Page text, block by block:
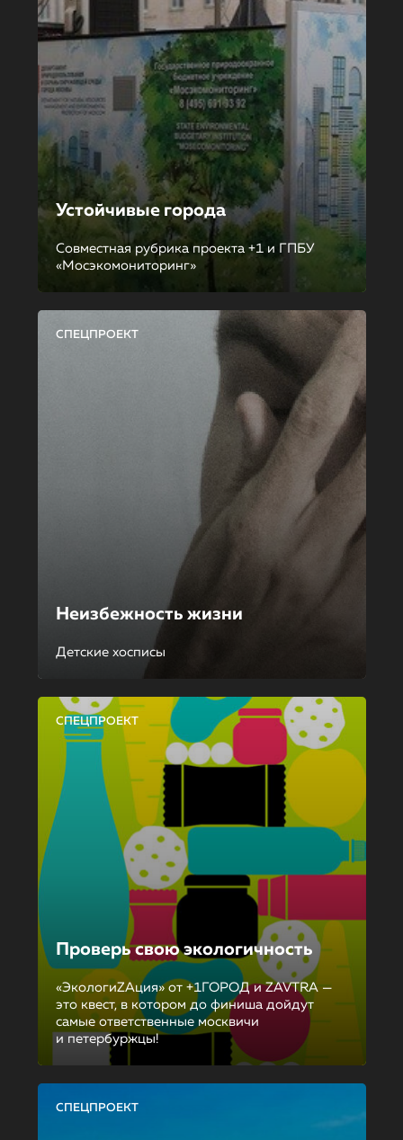
Устойчивые города
Совместная рубрика проекта +1 и ГПБУ
«Мосэкомониторинг»
СПЕЦПРОЕКТ
Неизбежность жизни
Детские хосписы
СПЕЦПРОЕКТ
Проверь свою экологичность
«ЭкологиZAция» от +1ГОРОД и ZAVTRA —
это квест, в котором до финиша дойдут
самые ответственные москвичи
и петербуржцы!
СПЕЦПРОЕКТ